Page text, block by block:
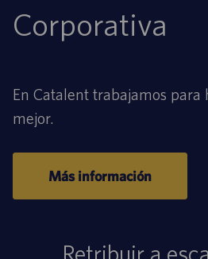
Corporativa
En Catalent trabajamos
mejor.
Más información